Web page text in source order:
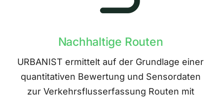
Nachhaltige Routen
URBANIST ermittelt auf der Grundlage einer
quantitativen Bewertung und Sensordaten
zur Verkehrsflusserfassung Routen mit